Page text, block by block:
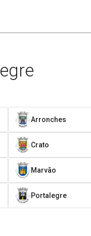
Arronches
Crato
Marvão
Portalegre